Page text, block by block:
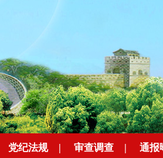
党纪法规 | 审查调查 | 通报